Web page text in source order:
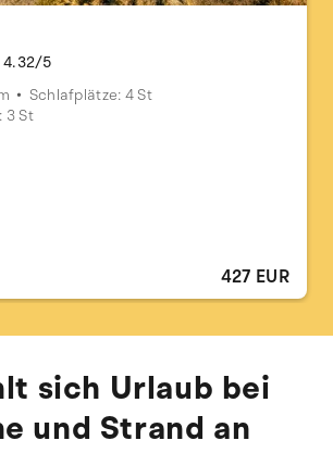
4.32/5
Schlafplätze: 4 St
3 St
427 EUR
sich Urlaub bei
und Strand an